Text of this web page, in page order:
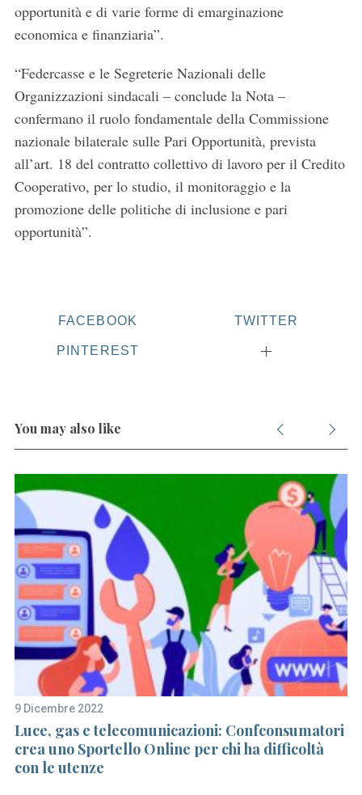
opportunità e di varie forme di emarginazione
economica e finanziaria”.
“Federcasse e le Segreterie Nazionali delle
Organizzazioni sindacali – conclude la Nota –
confermano il ruolo fondamentale della Commissione
nazionale bilaterale sulle Pari Opportunità, prevista
all’art. 18 del contratto collettivo di lavoro per il Credito
Cooperativo, per lo studio, il monitoraggio e la
promozione delle politiche di inclusione e pari
opportunità”.
FACEBOOK TWITTER
PINTEREST
You may also like
9 Dicembre 2022
Luce, gas e telecomunicazioni: Confconsumatori
crea uno Sportello Online per chi ha difficoltà
con le utenze
S
e
a
r
h
f
o
r
: